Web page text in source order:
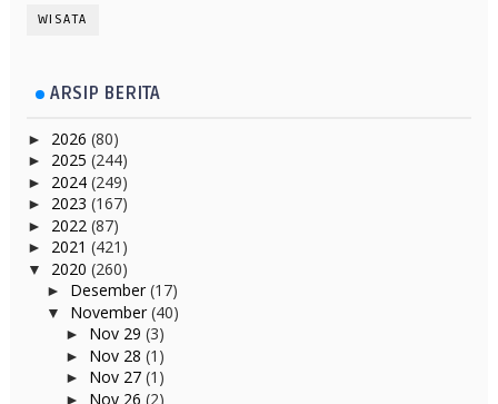
WISATA
ARSIP BERITA
► 2026 (80)
► 2025 (244)
► 2024 (249)
► 2023 (167)
► 2022 (87)
► 2021 (421)
▼ 2020 (260)
► Desember(17)
▼ November(40)
► Nov 29 (3)
► Nov 28 (1)
► Nov 27 (1)
► Nov 26 (2)